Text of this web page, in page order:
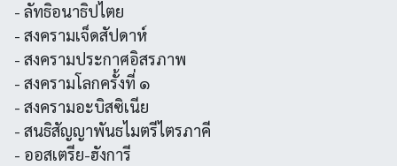
- ลัทธิอนาธิปไตย
- สงครามเจ็ดสัปดาห์
- สงครามประกาศอิสรภาพ
- สงครามโลกครั้งที่ ๑
- สงครามอะบิสซิเนีย
- สนธิสัญญาพันธไมตรีไตรภาคี
- ออสเตรีย-ฮังการี